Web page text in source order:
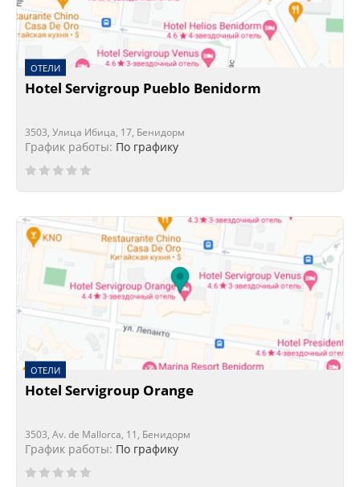
ОТЕЛИ
Hotel Servigroup Pueblo Benidorm
3503, Улица Ибица, 17, Бенидорм
График работы: По графику
ОТЕЛИ
Hotel Servigroup Orange
3503, Av. de Mallorca, 11, Бенидорм
График работы: По графику